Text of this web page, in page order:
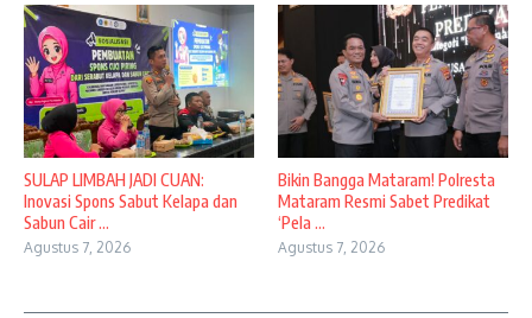
SULAP LIMBAH JADI CUAN:
Inovasi Spons Sabut Kelapa dan
Sabun Cair ...
Agustus 7, 2026
Bikin Bangga Mataram! Polresta
Mataram Resmi Sabet Predikat
‘Pela ...
Agustus 7, 2026